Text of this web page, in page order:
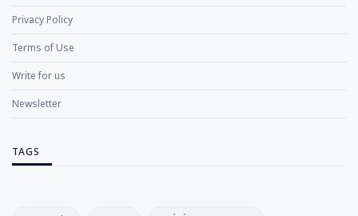
Privacy Policy
Terms of Use
Write for us
Newsletter
TAGS